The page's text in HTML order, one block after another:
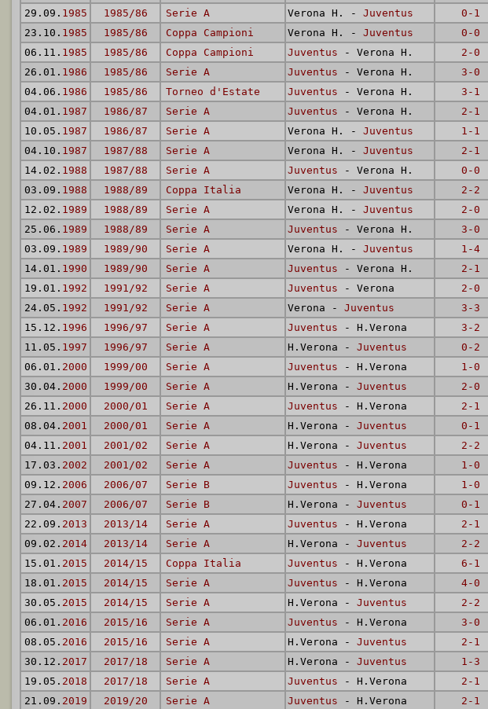
29.09. 1985 1985/86 Serie A Verona H. - Juventus
0-1
23.10. 1985 1985/86 Coppa Campioni Verona H. - Juventus
0-0
06.11. 1985 1985/86 Coppa Campioni Juventus - Verona H.
2-0
26.01. 1986 1985/86 Serie A Juventus - Verona H.
3-0
04.06. 1986 1985/86 Torneo d'Estate Juventus - Verona H. 3-1
04.01. 1987 1986/87 Serie A Juventus - Verona H. 2-1
10.05. 1987 1986/87 Serie A Verona H. - Juventus 1-1
04.10. 1987 1987/88 Serie A Verona H. - Juventus 2-1
14.02. 1988 1987/88 Serie A Juventus - Verona H.
0-0
03.09. 1988 1988/89 Coppa Italia Verona H. - Juventus 2-2
12.02. 1989 1988/89 Serie A Verona H. - Juventus 2-0
25.06. 1989 1988/89 Serie A Juventus - Verona H.
3-0
03.09. 1989 1989/90 Serie A Verona H. - Juventus 1-4
14.01. 1990 1989/90 Serie A Juventus - Verona H. 2-1
19.01. 1992 1991/92 Serie A Juventus - Verona
2-0
24.05. 1992 1991/92 Serie A Verona - Juventus 3-3
15.12. 1996 1996/97 Serie A Juventus - H.Verona 3-2
11.05. 1997 1996/97 Serie A H.Verona - Juventus
0-2
06.01. 2000 1999/00 Serie A Juventus - H.Verona
1-0
30.04. 2000 1999/00 Serie A H.Verona - Juventus 2-0
26.11. 2000 2000/01 Serie A Juventus - H.Verona 2-1
08.04. 2001 2000/01 Serie A H.Verona - Juventus
0-1
04.11. 2001 2001/02 Serie A H.Verona - Juventus 2-2
17.03. 2002 2001/02 Serie A Juventus - H.Verona
1-0
09.12. 2006 2006/07 Serie B Juventus - H.Verona
1-0
27.04. 2007 2006/07 Serie B H.Verona - Juventus
0-1
22.09. 2013 2013/14 Serie A Juventus - H.Verona 2-1
09.02. 2014 2013/14 Serie A H.Verona - Juventus 2-2
15.01. 2015 2014/15 Coppa Italia Juventus - H.Verona 6-1
18.01. 2015 2014/15 Serie A Juventus - H.Verona
4-0
30.05. 2015 2014/15 Serie A H.Verona - Juventus 2-2
06.01. 2016 2015/16 Serie A Juventus - H.Verona
3-0
08.05. 2016 2015/16 Serie A H.Verona - Juventus 2-1
30.12. 2017 2017/18 Serie A H.Verona - Juventus 1-3
19.05. 2018 2017/18 Serie A Juventus - H.Verona 2-1
21.09. 2019 2019/20 Serie A Juventus - H.Verona 2-1